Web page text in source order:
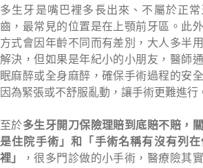
多生牙是嘴巴裡多長出來、不屬於正
齒，最常見的位置是在上顎前牙區。此
方式會因年齡不同而有差別，大人多半
解決，但如果是年紀小的小朋友，醫師
眠麻醉或全身麻醉，確保手術過程的安
因為緊張或不舒服亂動，讓手術更難進行
至於多生牙開刀保險理賠到底賠不賠，
是住院手術」和「手術名稱有沒有列
裡」
，很多門診做的小手術，醫療險其